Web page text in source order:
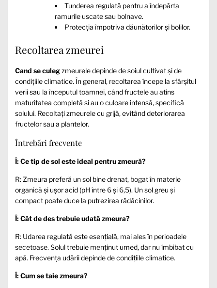
Tunderea regulată pentru a îndepărta
ramurile uscate sau bolnave.
Protecția împotriva dăunătorilor și bolilor.
Recoltarea zmeurei
Cand se culegzmeurele depinde de soiul cultivat și de
condițiile climatice. În general, recoltarea începe la sfârșitul
verii sau la începutul toamnei, când fructele au atins
maturitatea completă și au o culoare intensă, specifică
soiului. Recoltați zmeurele cu grijă, evitând deteriorarea
fructelor sau a plantelor.
Întrebări frecvente
Î: Ce tip de sol este ideal pentru zmeură?
R: Zmeura preferă un sol bine drenat, bogat în materie
organică și ușor acid (pH între 6 și 6,5). Un sol greu și
compact poate duce la putrezirea rădăcinilor.
Î: Cât de des trebuie udată zmeura?
R: Udarea regulată este esențială, mai ales în perioadele
secetoase. Solul trebuie menținut umed, dar nu îmbibat cu
apă. Frecvența udării depinde de condițiile climatice.
Î: Cum se taie zmeura?